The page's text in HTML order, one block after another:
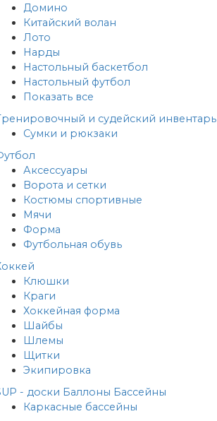
Домино
Китайский волан
Лото
Нарды
Настольный баскетбол
Настольный футбол
Показать все
и судейский инвентарь
Сумки и рюкзаки
Аксессуары
Ворота и сетки
Костюмы спортивные
Мячи
Форма
Футбольная обувь
Клюшки
Краги
Хоккейная форма
Шайбы
Шлемы
Щитки
Экипировка
- доски Баллоны Бассейны
Каркасные бассейны